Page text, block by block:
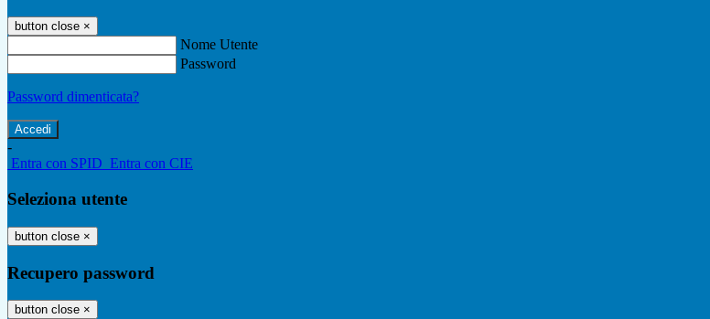
button close ×
Nome Utente
Password
Password dimenticata?
-
Entra con SPID Entra con CIE
Seleziona utente
button close ×
Recupero password
button close ×